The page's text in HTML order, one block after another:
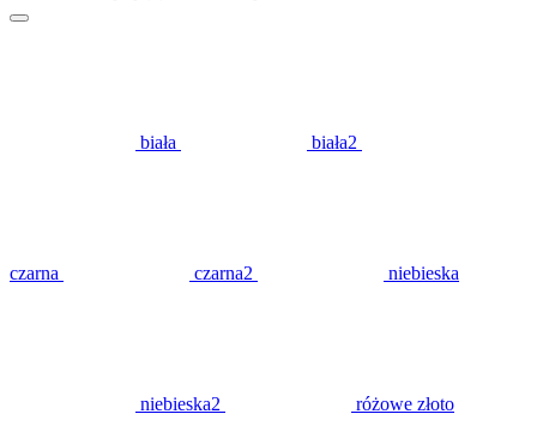
biała biała2
czarna czarna2 niebieska
niebieska2 różowe złoto